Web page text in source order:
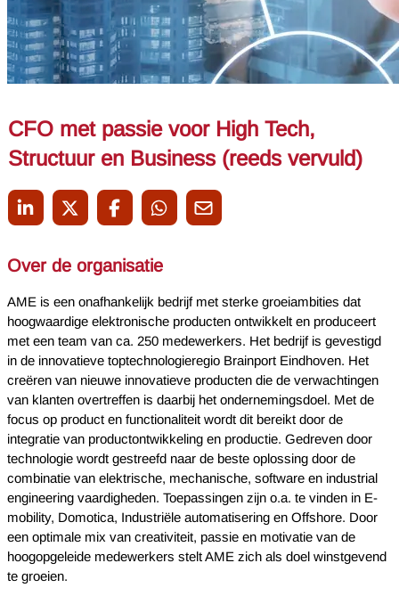
CFO met passie voor High Tech,
Structuur en Business (reeds vervuld)
Over de organisatie
AME is een onafhankelijk bedrijf met sterke groeiambities dat
hoogwaardige elektronische producten ontwikkelt en produceert
met een team van ca. 250 medewerkers. Het bedrijf is gevestigd
in de innovatieve toptechnologieregio Brainport Eindhoven. Het
creëren van nieuwe innovatieve producten die de verwachtingen
van klanten overtreffen is daarbij het ondernemingsdoel. Met de
focus op product en functionaliteit wordt dit bereikt door de
integratie van productontwikkeling en productie. Gedreven door
technologie wordt gestreefd naar de beste oplossing door de
combinatie van elektrische, mechanische, software en industrial
engineering vaardigheden. Toepassingen zijn o.a. te vinden in E-
mobility, Domotica, Industriële automatisering en Offshore. Door
een optimale mix van creativiteit, passie en motivatie van de
hoogopgeleide medewerkers stelt AME zich als doel winstgevend
te groeien.